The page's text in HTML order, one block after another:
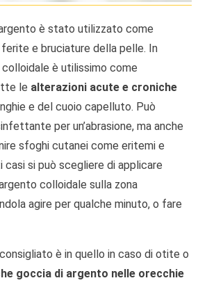
è stato utilizzato come
e bruciature della pelle. In
colloidale è utilissimo come
le alterazioni acute e croniche
e del cuoio capelluto. Può
per un’abrasione, ma anche
sfoghi cutanei come eritemi e
si può scegliere di applicare
colloidale sulla zona
agire per qualche minuto, o fare
è in quello in caso di otite o
goccia di argento nelle orecchie